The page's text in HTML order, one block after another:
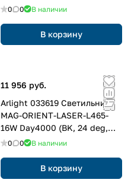
DALI) (Arlight, IP20 Металл, 3
0 0 В наличии
В корзину
11 956 руб.
Arlight 033619 Светильник
MAG-ORIENT-LASER-L465-
16W Day4000 (BK, 24 deg,
48V, DALI) (Arlight, IP20
0 0 В наличии
В корзину